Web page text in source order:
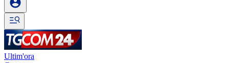
Ultim'ora